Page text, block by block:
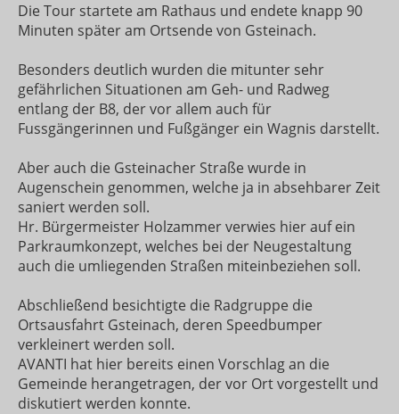
Die Tour startete am Rathaus und endete knapp 90
Minuten später am Ortsende von Gsteinach.
Besonders deutlich wurden die mitunter sehr
gefährlichen Situationen am Geh- und Radweg
entlang der B8, der vor allem auch für
Fussgängerinnen und Fußgänger ein Wagnis darstellt.
Aber auch die Gsteinacher Straße wurde in
Augenschein genommen, welche ja in absehbarer Zeit
saniert werden soll.
Hr. Bürgermeister Holzammer verwies hier auf ein
Parkraumkonzept, welches bei der Neugestaltung
auch die umliegenden Straßen miteinbeziehen soll.
Abschließend besichtigte die Radgruppe die
Ortsausfahrt Gsteinach, deren Speedbumper
verkleinert werden soll.
AVANTI hat hier bereits einen Vorschlag an die
Gemeinde herangetragen, der vor Ort vorgestellt und
diskutiert werden konnte.